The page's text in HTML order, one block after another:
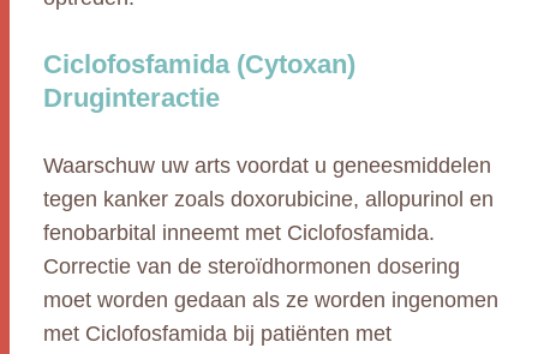
Ciclofosfamida (Cytoxan)
Druginteractie
Waarschuw uw arts voordat u geneesmiddelen
tegen kanker zoals doxorubicine, allopurinol en
fenobarbital inneemt met Ciclofosfamida.
Correctie van de steroïdhormonen dosering
moet worden gedaan als ze worden ingenomen
met Ciclofosfamida bij patiënten met